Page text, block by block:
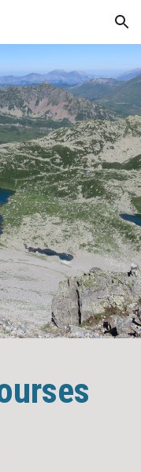
Skip to navigation